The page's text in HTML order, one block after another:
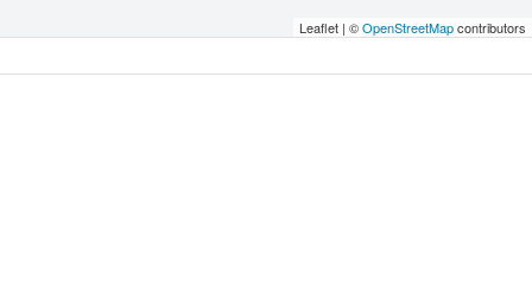
Leaflet | ©OpenStreetMapcontributors